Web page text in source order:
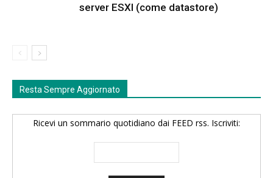
server ESXI (come datastore)
Resta Sempre Aggiornato
Ricevi un sommario quotidiano dai FEED rss. Iscriviti: